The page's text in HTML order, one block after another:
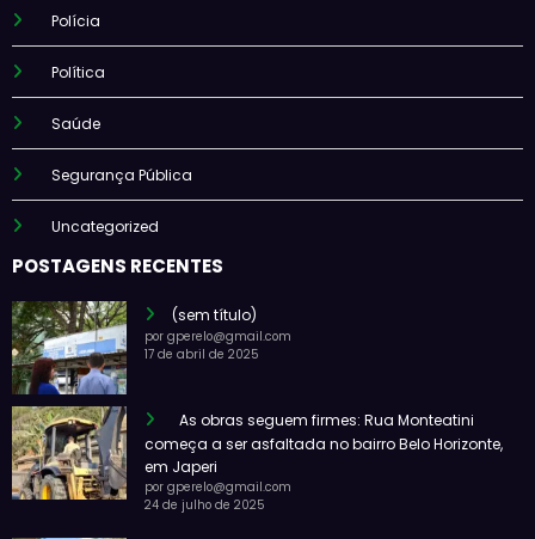
Polícia
Política
Saúde
Segurança Pública
Uncategorized
POSTAGENS RECENTES
(sem título)
por gperelo@gmail.com
17 de abril de 2025
As obras seguem firmes: Rua Monteatini
começa a ser asfaltada no bairro Belo Horizonte,
em Japeri
por gperelo@gmail.com
24 de julho de 2025